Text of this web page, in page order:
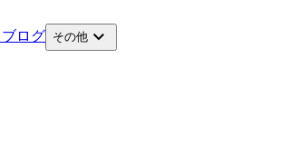
ブログ その他 expand_more